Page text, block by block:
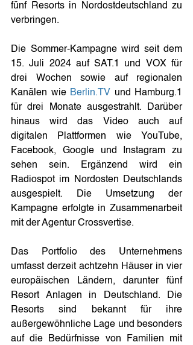
fünf Resorts in Nordostdeutschland zu
verbringen.
Die Sommer-Kampagne wird seit dem
15. Juli 2024 auf SAT.1 und VOX für
drei Wochen sowie auf regionalen
Kanälen wie Berlin.TV und Hamburg.1
für drei Monate ausgestrahlt. Darüber
hinaus wird das Video auch auf
digitalen Plattformen wie YouTube,
Facebook, Google und Instagram zu
sehen sein. Ergänzend wird ein
Radiospot im Nordosten Deutschlands
ausgespielt. Die Umsetzung der
Kampagne erfolgte in Zusammenarbeit
mit der Agentur Crossvertise.
Das Portfolio des Unternehmens
umfasst derzeit achtzehn Häuser in vier
europäischen Ländern, darunter fünf
Resort Anlagen in Deutschland. Die
Resorts sind bekannt für ihre
außergewöhnliche Lage und besonders
auf die Bedürfnisse von Familien mit